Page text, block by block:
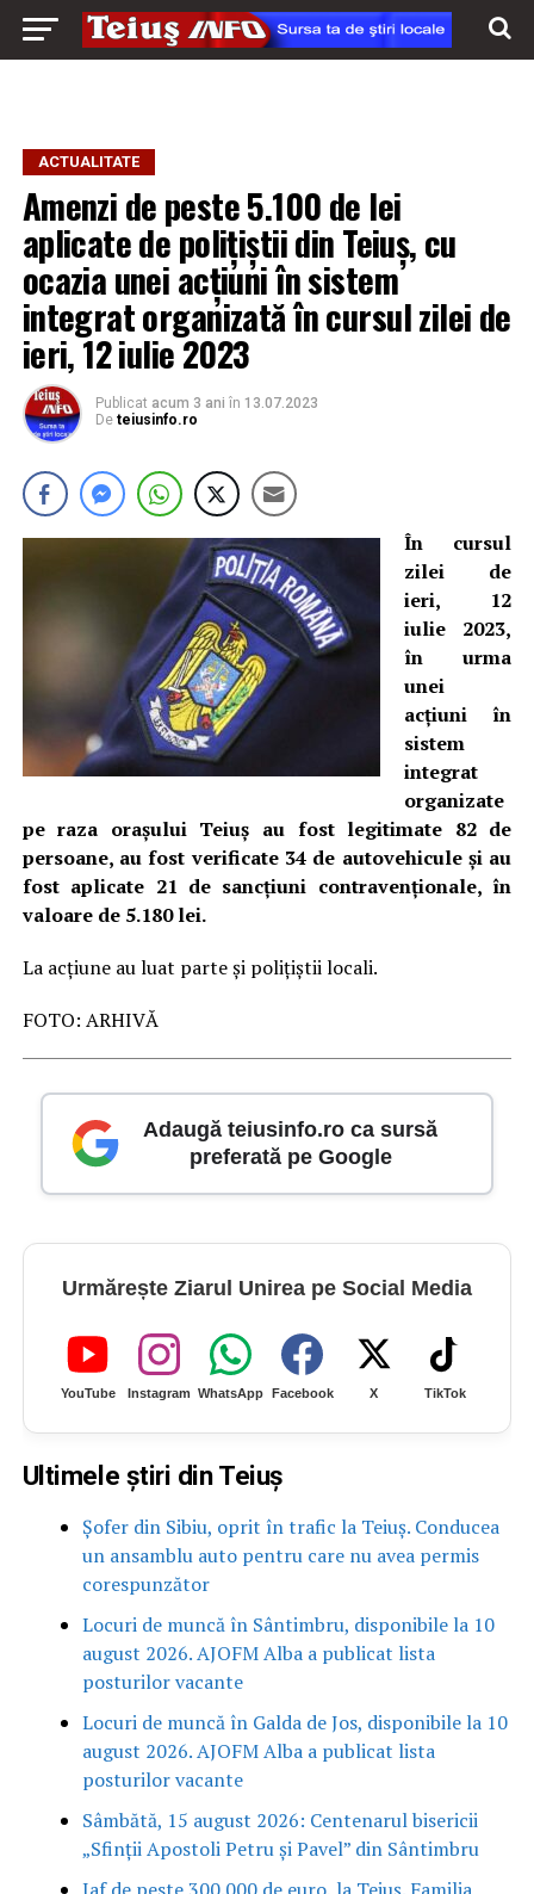
ACTUALITATE
Amenzi de peste 5.100 de lei
aplicate de polițiștii din Teiuș, cu
ocazia unei acțiuni în sistem
integrat organizată în cursul zilei de
ieri, 12 iulie 2023
Publicat acum 3 ani în 13.07.2023
De teiusinfo.ro
În cursul
zilei de
ieri, 12
iulie 2023,
în urma
unei
acțiuni în
sistem
integrat
organizate
pe raza orașului Teiuș au fost legitimate 82 de
persoane, au fost verificate 34 de autovehicule și au
fost aplicate 21 de sancțiuni contravenționale, în
valoare de 5.180 lei.
La acțiune au luat parte și polițiștii locali.
FOTO: ARHIVĂ
Adaugă teiusinfo.ro ca sursă
preferată pe Google
Urmărește Ziarul Unirea pe Social Media
YouTube Instagram WhatsApp Facebook X TikTok
Ultimele știri din Teiuș
Șofer din Sibiu, oprit în trafic la Teiuș. Conducea
un ansamblu auto pentru care nu avea permis
corespunzător
Locuri de muncă în Sântimbru, disponibile la 10
august 2026. AJOFM Alba a publicat lista
posturilor vacante
Locuri de muncă în Galda de Jos, disponibile la 10
august 2026. AJOFM Alba a publicat lista
posturilor vacante
Sâmbătă, 15 august 2026: Centenarul bisericii
„Sfinții Apostoli Petru și Pavel” din Sântimbru
Jaf de peste 300.000 de euro, la Teiuș. Familia